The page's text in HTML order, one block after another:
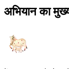
अभियान का